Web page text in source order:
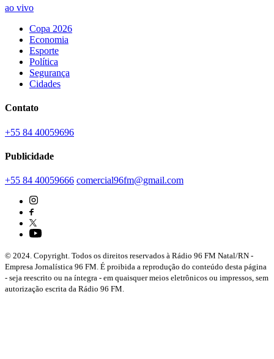
ao vivo
Copa 2026
Economia
Esporte
Política
Segurança
Cidades
Contato
+55 84 40059696
Publicidade
+55 84 40059666 comercial96fm@gmail.com
© 2024. Copyright. Todos os direitos reservados à Rádio 96 FM Natal/RN -
Empresa Jornalística 96 FM. É proibida a reprodução do conteúdo desta página
- seja reescrito ou na íntegra - em quaisquer meios eletrônicos ou impressos, sem
autorização escrita da Rádio 96 FM.